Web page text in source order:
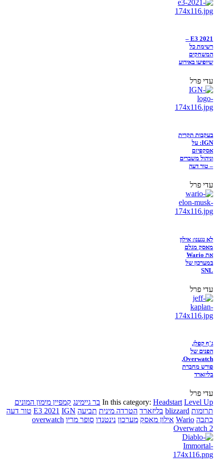
E3 2021 –
רשימת כל
המשחקים
שיופיעו באירוע
עדי פרל
בעקבות תקרית
IGN: על
אסקפיזם
וניהול משברים
– טור דעה
עדי פרל
לא נגענו: אילון
מאסק מגלם
את Wario
במערכון של
SNL
עדי פרל
ג'ף קפלן,
הפנים של
Overwatch,
פורש מחברת
בליזארד
עדי פרל
In this category: Headstart Level Up בר גיימינג קמפיין מימון המונים
תרומות blizzard בליזארד הטרדה מינית תביעה E3 2021 IGN
טור דעה
כתבה Wario אילון מאסק מערכון נינטנדו סופר מריו overwatch
Overwatch 2